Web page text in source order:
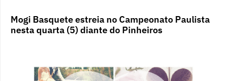
Mogi Basquete estreia no Campeonato Paulista
nesta quarta (5) diante do Pinheiros